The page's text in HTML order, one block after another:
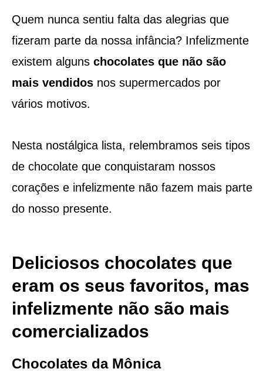
Quem nunca sentiu falta das alegrias que
fizeram parte da nossa infância? Infelizmente
existem alguns chocolates que não são
mais vendidosnos supermercados por
vários motivos.
Nesta nostálgica lista, relembramos seis tipos
de chocolate que conquistaram nossos
corações e infelizmente não fazem mais parte
do nosso presente.
Deliciosos chocolates que
eram os seus favoritos, mas
infelizmente não são mais
comercializados
Chocolates da Mônica